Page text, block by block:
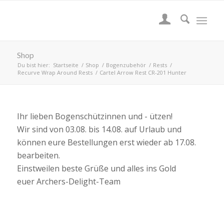
Shop
Du bist hier: Startseite / Shop / Bogenzubehör / Rests /
Recurve Wrap Around Rests / Cartel Arrow Rest CR-201 Hunter
Ihr lieben Bogenschützinnen und - ützen!
Wir sind von 03.08. bis 14.08. auf Urlaub und
können eure Bestellungen erst wieder ab 17.08.
bearbeiten.
Einstweilen beste Grüße und alles ins Gold
euer Archers-Delight-Team